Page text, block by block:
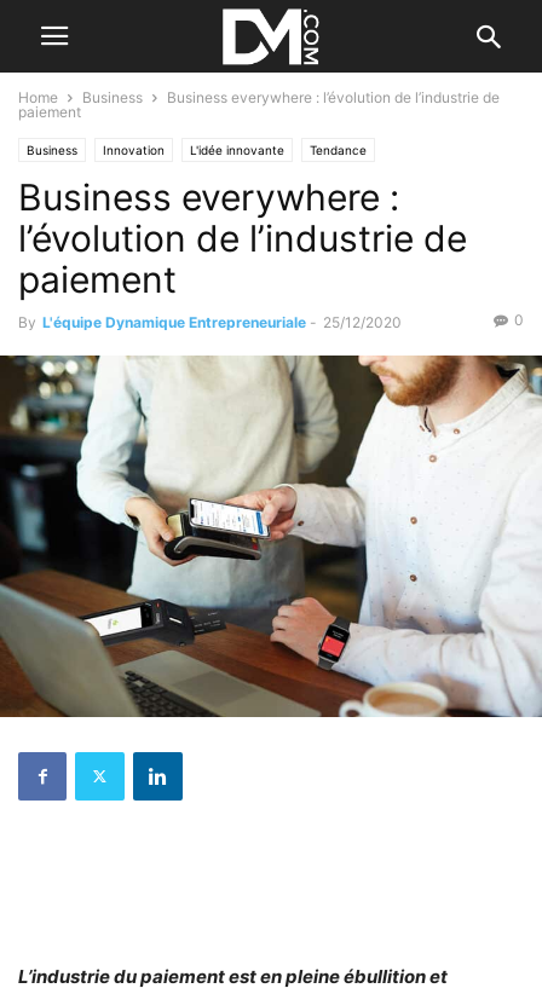
Home Business
Business everywhere : l’évolution de l’industrie de
paiement
Business Innovation L'idée innovante Tendance
Par les nouvelles tendances
Business everywhere :
l’évolution de l’industrie de
paiement
By L'équipe Dynamique Entrepreneuriale - 25/12/2020 0
L’industrie du paiement est en pleine ébullition et